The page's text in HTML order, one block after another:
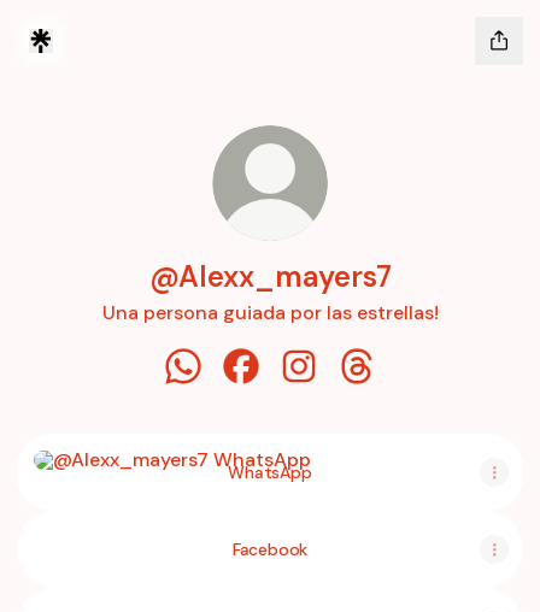
@Alexx_mayers7
Una persona guiada por las estrellas!
WhatsApp
Facebook